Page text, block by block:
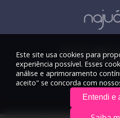
Este site usa cookies para
experiência possível. Esses
análise e aprimoramento
aceito" se concorda com
Entendi e